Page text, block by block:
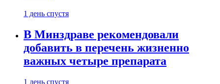
1 день спустя
В Минздраве рекомендовали
добавить в перечень жизненно
важных четыре препарата
1 день спустя